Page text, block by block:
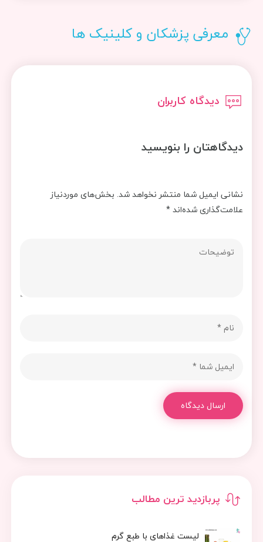
پربازدید ترین مطالب
لیست غذاهای با طبع گرم
معرفی پزشکان و کلینیک ها
دیدگاه کاربران
دیدگاهتان را بنویسید
نشانی ایمیل شما منتشر نخواهد شد. بخش‌های موردنیاز
علامت‌گذاری شده‌اند*
ارسال دیدگاه